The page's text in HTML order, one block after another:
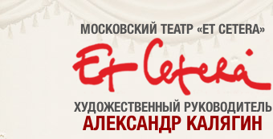
МОСКОВСКИЙ ТЕАТР «ET CETERA»
ХУДОЖЕСТВЕННЫЙ РУКОВОДИТЕЛЬ
АЛЕКСАНДР КАЛЯГИН